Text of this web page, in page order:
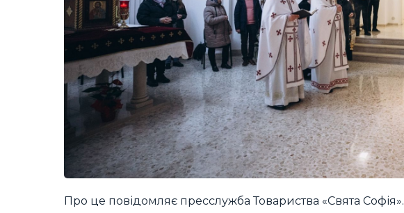
Про це повідомляє пресслужба Товариства «Свята Софія».